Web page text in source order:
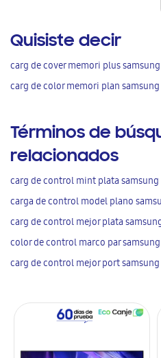
Quisiste decir
carg de cover memori plus
carg de color memori plan samsung
Términos de
relacionados
carg de control mint plata samsung
carga de control model plano
carg de control mejor plata
color de control marco par
carg de control mejor port samsung